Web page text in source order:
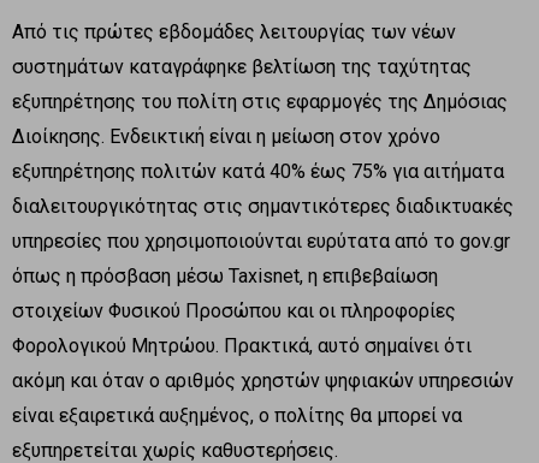
Από τις πρώτες εβδομάδες λειτουργίας των νέων
συστημάτων καταγράφηκε βελτίωση της ταχύτητας
εξυπηρέτησης του πολίτη στις εφαρμογές της Δημόσιας
Διοίκησης. Ενδεικτική είναι η μείωση στον χρόνο
εξυπηρέτησης πολιτών κατά 40% έως 75% για αιτήματα
διαλειτουργικότητας στις σημαντικότερες διαδικτυακές
υπηρεσίες που χρησιμοποιούνται ευρύτατα από το gov.gr
όπως η πρόσβαση μέσω Taxisnet, η επιβεβαίωση
στοιχείων Φυσικού Προσώπου και οι πληροφορίες
Φορολογικού Μητρώου. Πρακτικά, αυτό σημαίνει ότι
ακόμη και όταν ο αριθμός χρηστών ψηφιακών υπηρεσιών
είναι εξαιρετικά αυξημένος, ο πολίτης θα μπορεί να
εξυπηρετείται χωρίς καθυστερήσεις.